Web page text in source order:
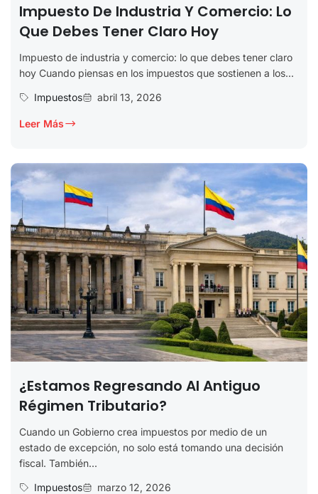
Impuesto De Industria Y Comercio: Lo
Que Debes Tener Claro Hoy
Impuesto de industria y comercio: lo que debes tener claro
hoy Cuando piensas en los impuestos que sostienen a los...
Impuestos
abril 13, 2026
Leer Más
¿Estamos Regresando Al Antiguo
Régimen Tributario?
Cuando un Gobierno crea impuestos por medio de un
estado de excepción, no solo está tomando una decisión
fiscal. También...
Impuestos
marzo 12, 2026